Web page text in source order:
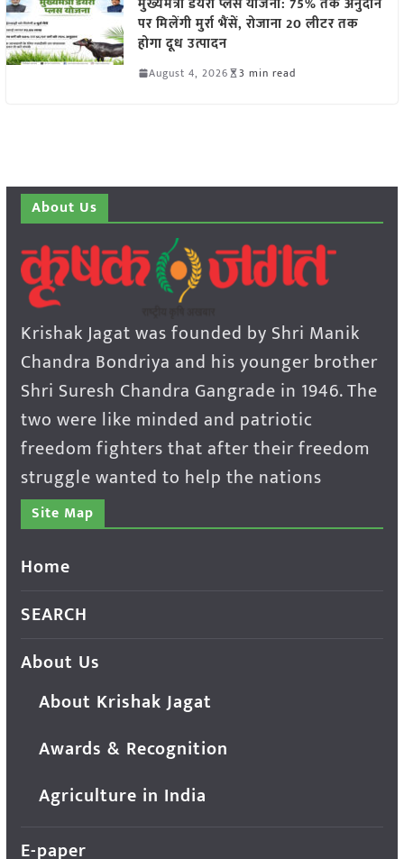
पर मिलेंगी मुर्रा भैंसें, रोजाना 20 लीटर तक
होगा दूध उत्पादन
August 4, 2026 3 min read
About Us
Krishak Jagat was founded by Shri Manik
Chandra Bondriya and his younger brother
Shri Suresh Chandra Gangrade in 1946. The
two were like minded and patriotic
freedom fighters that after their freedom
struggle wanted to help the nations
Site Map
Home
SEARCH
About Us
About Krishak Jagat
Awards & Recognition
Agriculture in India
E-paper